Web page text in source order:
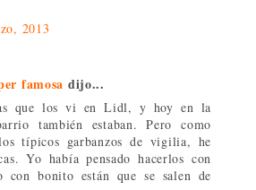
2013
famosa dijo...
que los vi en Lidl, y hoy en la
también estaban. Pero como
típicos garbanzos de vigilia, he
Yo había pensado hacerlos con
con bonito están que se salen de